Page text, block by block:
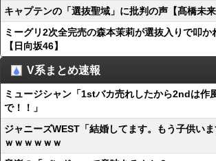
キャプテンの「選抜聖域」に批判の声【髙橋未来
ミーグリ2次全完売の森本茉莉が選抜入りで叩か
【日向坂46】
V系まとめ速報
ミュージシャン「1stバカ売れしたから2ndは作
で！！」
ジャニーズWEST「結婚してます。もう子供い
ｗｗｗｗｗｗ